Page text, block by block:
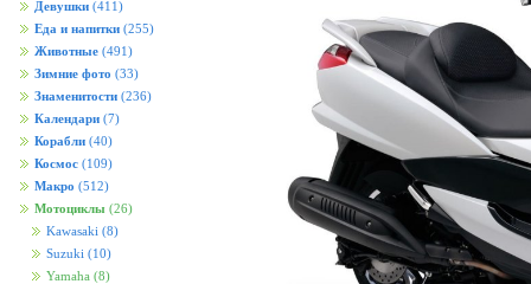
Девушки (411)
Еда и напитки (255)
Животные (491)
Зимние фото (33)
Знаменитости (236)
Календари (7)
Корабли (40)
Космос (109)
Макро (512)
Мотоциклы (26)
Kawasaki (8)
Suzuki (10)
Yamaha (8)